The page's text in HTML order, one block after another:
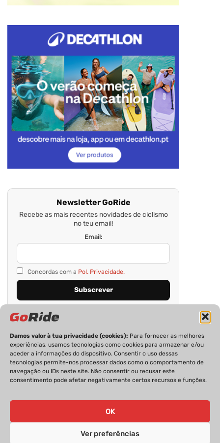
Damos valor à tua privacidade (cookies): Para fornecer as melhores
experiências, usamos tecnologias como cookies para armazenar e/ou
aceder a informações do dispositivo. Consentir o uso dessas
tecnologias permite-nos processar dados como o comportamento de
navegação ou IDs neste site. Não consentir ou recusar este
consentimento pode afetar negativamente certos recursos e funções.
OK
Ver preferências
Newsletter GoRide
Recebe as mais recentes novidades de ciclismo
no teu email!
Email:
Concordas com a Pol. Privacidade.
PRIVACIDADE FICHA TÉCNICA
ESTATUTO EDITORIAL